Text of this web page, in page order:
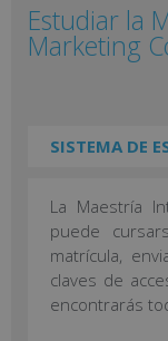
Estudiar la
Marketing
SISTEMA DE
La Maestría
puede
matrícula,
claves de
encontrarás